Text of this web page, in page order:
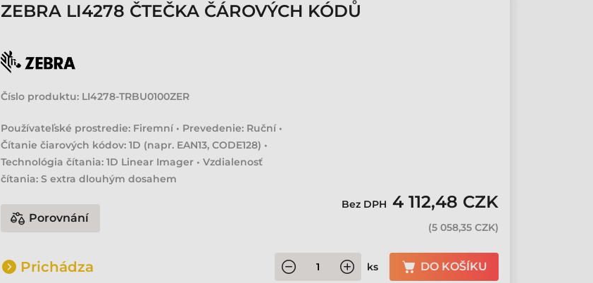
ZEBRA LI4278 ČTEČKA ČÁROVÝCH KÓDŮ
Číslo produktu: LI4278-TRBU0100ZER
Používateľské prostredie: Firemní • Prevedenie: Ruční •
Čítanie čiarových kódov: 1D (napr. EAN13, CODE128) •
Technológia čítania: 1D Linear Imager • Vzdialenosť
čítania: S extra dlouhým dosahem
Porovnání
Bez DPH 4 112,48 CZK
(5 058,35 CZK)
Prichádza ks DO KOŠÍKU